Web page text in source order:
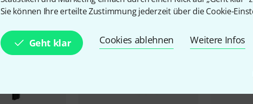
Sie können Ihre erteilte Zustimmung jederzeit über die Cookie-
Geht klar Cookies ablehnen Weitere Infos